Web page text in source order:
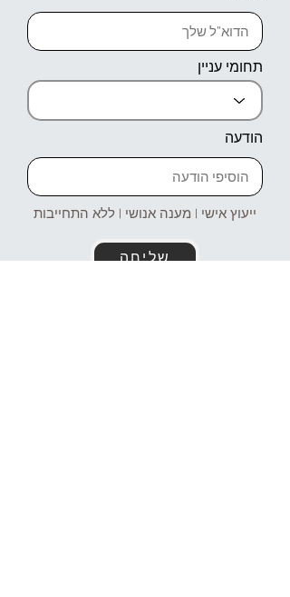
תחומי עניין
הודעה
ייעוץ אישי | מענה אנושי | ללא התחייבות
שליחה